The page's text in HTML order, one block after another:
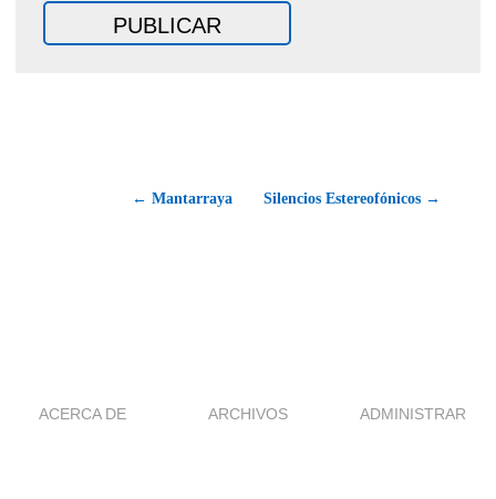
← Mantarraya Silencios Estereofónicos →
ACERCA DE ARCHIVOS ADMINISTRAR